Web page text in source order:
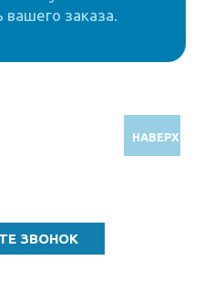
вашего заказа.
НАВЕРХ